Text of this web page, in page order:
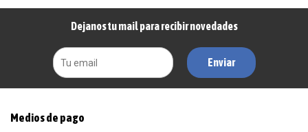
Dejanos tu mail para recibir novedades
Enviar
Medios de pago